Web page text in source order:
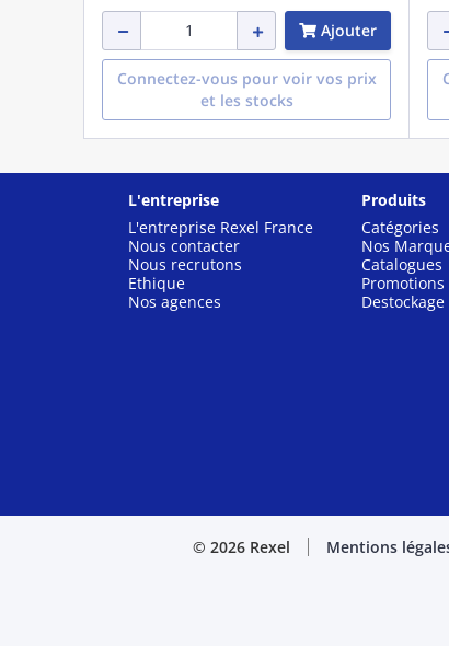
Ajouter
Connectez-vous pour voir vos prix
et les stocks
L'entreprise
L'entreprise Rexel France
Nous contacter
Nous recrutons
Ethique
Nos agences
Produits
Catégories
Nos
Catalogues
Promotions
Destockage
© 2026 Rexel Mentions